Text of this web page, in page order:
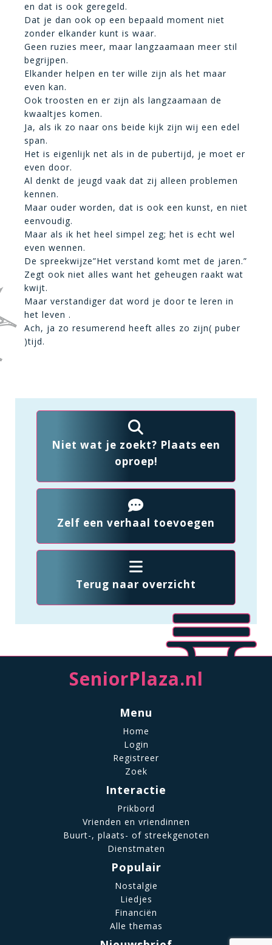
en dat is ook geregeld.
Dat je dan ook op een bepaald moment niet
zonder elkander kunt is waar.
Geen ruzies meer, maar langzaamaan meer stil
begrijpen.
Elkander helpen en ter wille zijn als het maar
even kan.
Ook troosten en er zijn als langzaamaan de
kwaaltjes komen.
Ja, als ik zo naar ons beide kijk zijn wij een edel
span.
Het is eigenlijk net als in de pubertijd, je moet er
even door.
Al denkt de jeugd vaak dat zij alleen problemen
kennen.
Maar ouder worden, dat is ook een kunst, en niet
eenvoudig.
Maar als ik het heel simpel zeg; het is echt wel
even wennen.
De spreekwijze”Het verstand komt met de jaren.”
Zegt ook niet alles want het geheugen raakt wat
kwijt.
Maar verstandiger dat word je door te leren in
het leven .
Ach, ja zo resumerend heeft alles zo zijn( puber
)tijd.
Niet wat je zoekt? Plaats een
oproep!
Zelf een verhaal toevoegen
Terug naar overzicht
SeniorPlaza.nl
Menu
Home
Login
Registreer
Zoek
Interactie
Prikbord
Vrienden en vriendinnen
Buurt-, plaats- of streekgenoten
Dienstmaten
Populair
Nostalgie
Liedjes
Financiën
Alle themas